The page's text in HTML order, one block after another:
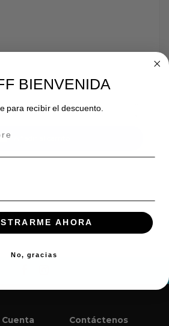
Cuenta Contáctenos
BIENVENIDA
para recibir el descuento.
AHORA
No, gracias